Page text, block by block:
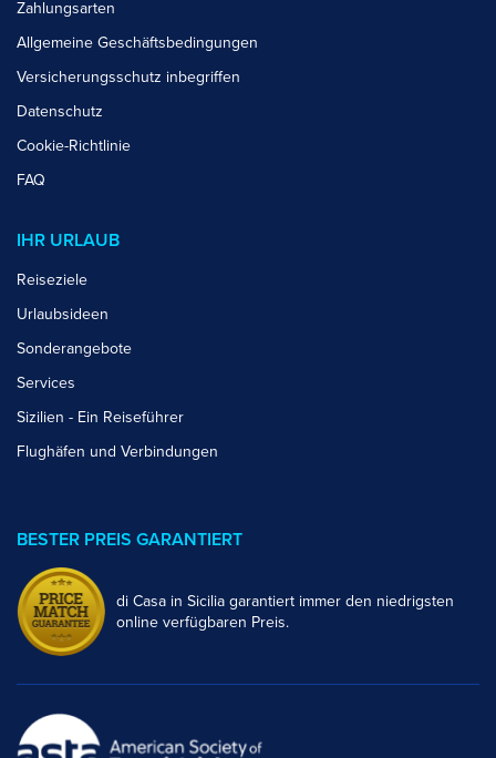
Zahlungsarten
Allgemeine Geschäftsbedingungen
Versicherungsschutz inbegriffen
Datenschutz
Cookie-Richtlinie
FAQ
IHR URLAUB
Reiseziele
Urlaubsideen
Sonderangebote
Services
Sizilien - Ein Reiseführer
Flughäfen und Verbindungen
BESTER PREIS GARANTIERT
di Casa in Sicilia garantiert immer den niedrigsten
online verfügbaren Preis.